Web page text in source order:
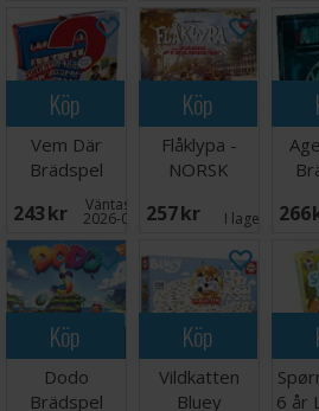
Köp
Vem Där
Brädspel
243 SEK Väntas in:
2026-08-15
Köp
Flåklypa -
NORSK
257 SEK I lager: 8266
Köp
Dodo
Brädspel
Köp
Vildkatten
Bluey
6 år